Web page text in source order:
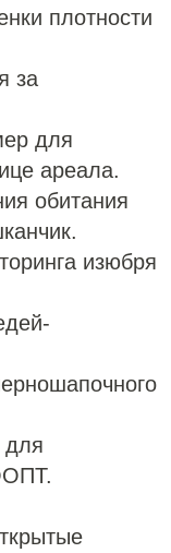
плотности
за
для
ареала.
обитания
изюбря
для